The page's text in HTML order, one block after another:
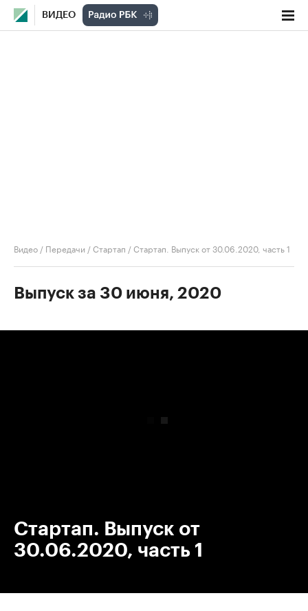
ВИДЕО
Видео / Передачи /Стартап /Стартап. Выпуск от 30.06.2020, часть 1
Выпуск за 30 июня, 2020
Стартап. Выпуск от
30.06.2020, часть 1